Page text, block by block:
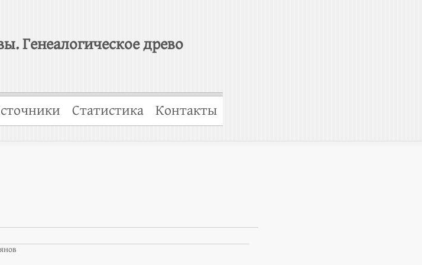
Генеалогическое древо
Статистика Контакты